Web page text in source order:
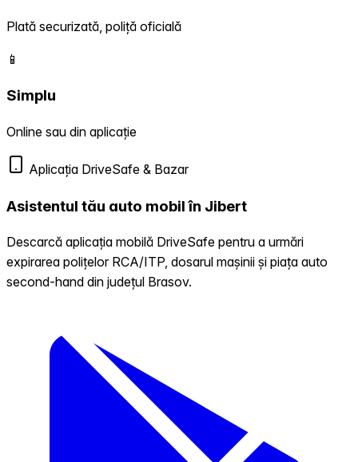
Plată securizată, poliță oficială
📱
Simplu
Online sau din aplicație
Aplicația DriveSafe & Bazar
Asistentul tău auto mobil în Jibert
Descarcă aplicația mobilă DriveSafe pentru a urmări
expirarea polițelor RCA/ITP, dosarul mașinii și piața auto
second-hand din județul Brasov.